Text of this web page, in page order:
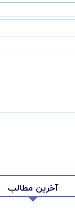
آخرین مطالب